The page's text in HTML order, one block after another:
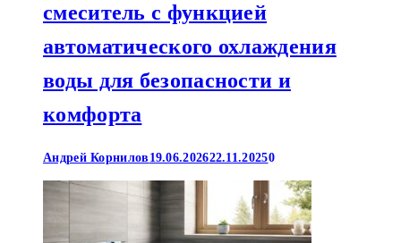
смеситель с функцией
автоматического охлаждения
воды для безопасности и
комфорта
Андрей Корнилов 19.06.202622.11.20250